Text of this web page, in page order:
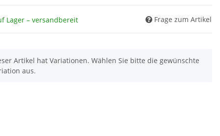
Lager – versandbereit Frage zum Artikel
Artikel hat Variationen. Wählen Sie bitte die gewünschte
aus.